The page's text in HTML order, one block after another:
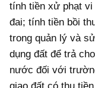
tính tiền xử phạt
đai; tính tiền bồi
trong quản lý và
dụng đất để trả
nước đối với